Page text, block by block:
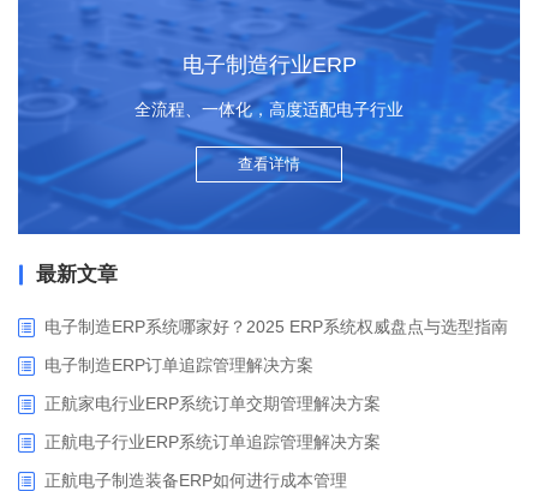
电子制造行业ERP
全流程、一体化，高度适配电子行业
查看详情
最新文章
电子制造ERP系统哪家好？2025 ERP系统权威盘点与选型指南
电子制造ERP订单追踪管理解决方案
正航家电行业ERP系统订单交期管理解决方案
正航电子行业ERP系统订单追踪管理解决方案
正航电子制造装备ERP如何进行成本管理